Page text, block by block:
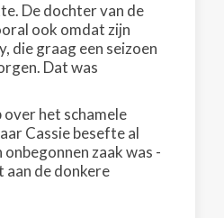
De dochter van de
ook omdat zijn
die graag een seizoen
Dat was
het schamele
Cassie besefte al
zaak was -
aan de donkere